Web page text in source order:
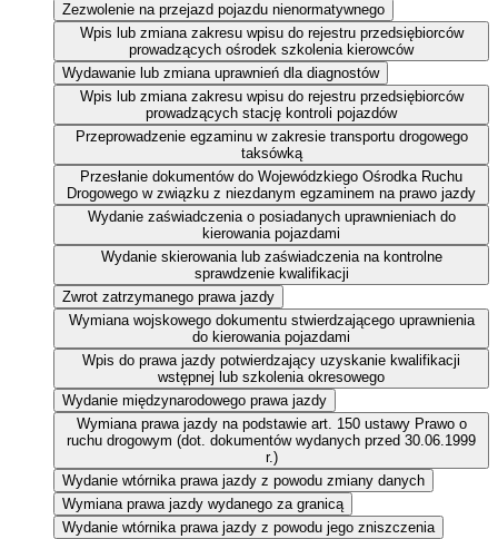
Zezwolenie na przejazd pojazdu nienormatywnego
Wpis lub zmiana zakresu wpisu do rejestru przedsiębiorców
prowadzących ośrodek szkolenia kierowców
Wydawanie lub zmiana uprawnień dla diagnostów
Wpis lub zmiana zakresu wpisu do rejestru przedsiębiorców
prowadzących stację kontroli pojazdów
Przeprowadzenie egzaminu w zakresie transportu drogowego
taksówką
Przesłanie dokumentów do Wojewódzkiego Ośrodka Ruchu
Drogowego w związku z niezdanym egzaminem na prawo jazdy
Wydanie zaświadczenia o posiadanych uprawnieniach do
kierowania pojazdami
Wydanie skierowania lub zaświadczenia na kontrolne
sprawdzenie kwalifikacji
Zwrot zatrzymanego prawa jazdy
Wymiana wojskowego dokumentu stwierdzającego uprawnienia
do kierowania pojazdami
Wpis do prawa jazdy potwierdzający uzyskanie kwalifikacji
wstępnej lub szkolenia okresowego
Wydanie międzynarodowego prawa jazdy
Wymiana prawa jazdy na podstawie art. 150 ustawy Prawo o
ruchu drogowym (dot. dokumentów wydanych przed 30.06.1999
r.)
Wydanie wtórnika prawa jazdy z powodu zmiany danych
Wymiana prawa jazdy wydanego za granicą
Wydanie wtórnika prawa jazdy z powodu jego zniszczenia